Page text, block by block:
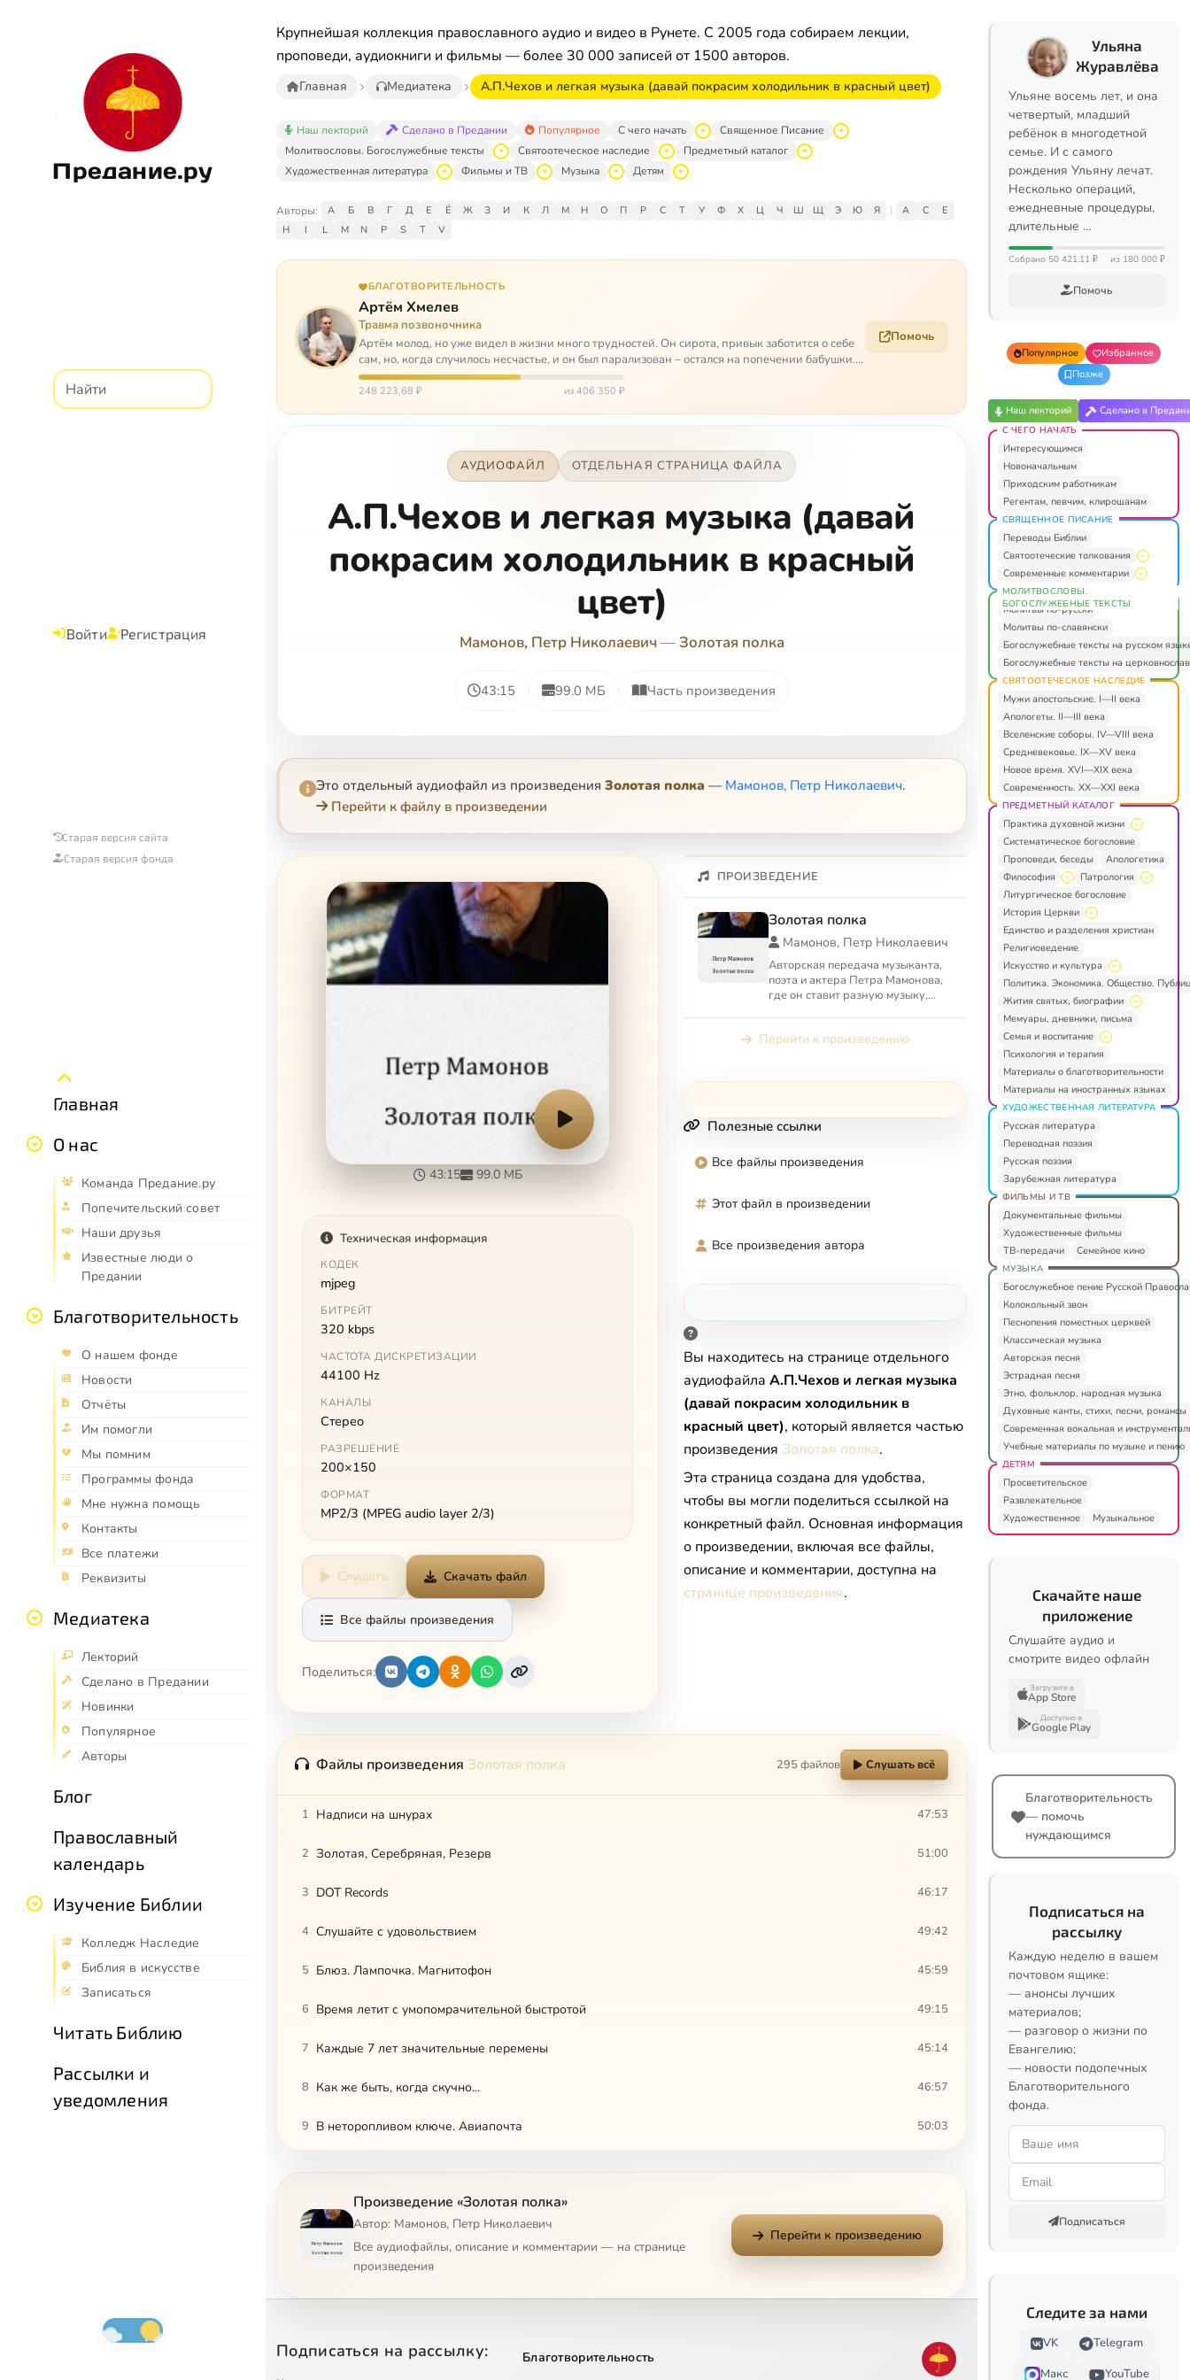
Предание.ру
Войти Регистрация
Старая версия сайта
Старая версия фонда
Главная
О нас
Команда Предание.ру
Попечительский совет
Наши друзья
Известные люди о
Предании
Благотворительность
О нашем фонде
Новости
Отчёты
Им помогли
Мы помним
Программы фонда
Мне нужна помощь
Контакты
Все платежи
Реквизиты
Медиатека
Лекторий
Сделано в Предании
Новинки
Популярное
Авторы
Блог
Православный
календарь
Изучение Библии
Колледж Наследие
Библия в искусстве
Записаться
Читать Библию
Рассылки и
уведомления
Крупнейшая коллекция православного аудио и видео в Рунете. С 2005 года собираем лекции,
проповеди, аудиокниги и фильмы — более 30 000 записей от 1500 авторов.
Главная Медиатека А.П.Чехов и легкая музыка (давай покрасим холодильник в красный цвет)
Наш лекторий Сделано в Предании Популярное С чего начать
Священное Писание
Молитвословы. Богослужебные тексты
Святоотеческое наследие
Предметный каталог
Художественная литература
Фильмы и ТВ Музыка Детям
Авторы: А Б В Г Д Е Ё Ж З И К Л М Н О П Р С Т У Ф Х Ц Ч Ш Щ Э Ю Я | A C
E
H
I L M N P S T V
БЛАГОТВОРИТЕЛЬНОСТЬ
Артём Хмелев
Травма позвоночника
Артём молод, но уже видел в жизни много трудностей. Он сирота, привык заботится о себе
сам, но, когда случилось несчастье, и он был парализован – остался на попечении бабушки.
И кр…
248 223,68 ₽ из 406 350 ₽
Помочь
АУДИОФАЙЛ ОТДЕЛЬНАЯ СТРАНИЦА ФАЙЛА
А.П.Чехов и легкая музыка (давай
покрасим холодильник в красный
цвет)
Мамонов, Петр Николаевич—Золотая полка
43:15 99.0 МБ Часть произведения
Это отдельный аудиофайл из произведения Золотая полка — Мамонов, Петр Николаевич.
Перейти к файлу в произведении
43:15 99.0 МБ
Техническая информация
КОДЕК
mjpeg
БИТРЕЙТ
320 kbps
ЧАСТОТА ДИСКРЕТИЗАЦИИ
44100 Hz
КАНАЛЫ
Стерео
РАЗРЕШЕНИЕ
200×150
ФОРМАТ
MP2/3 (MPEG audio layer 2/3)
Слушать Скачать файл
Все файлы произведения
Поделиться:
ПРОИЗВЕДЕНИЕ
Золотая полка
Мамонов, Петр Николаевич
Авторская передача музыканта,
поэта и актера Петра Мамонова,
где он ставит разную музыку,
Перейти к произведению
Полезные ссылки
Все файлы произведения
Этот файл в произведении
Все произведения автора
Вы находитесь на странице отдельного
аудиофайла А.П.Чехов и легкая музыка
(давай покрасим холодильник в
красный цвет), который является частью
произведения Золотая полка.
Эта страница создана для удобства,
чтобы вы могли поделиться ссылкой на
конкретный файл. Основная информация
о произведении, включая все файлы,
описание и комментарии, доступна на
странице произведения.
Файлы произведения Золотая полка 295 файлов Слушать всё
1 Надписи на шнурах 47:53
2 Золотая, Серебряная, Резерв 51:00
3 DOT Records 46:17
4 Слушайте с удовольствием 49:42
5 Блюз. Лампочка. Магнитофон 45:59
6 Время летит с умопомрачительной быстротой 49:15
7 Каждые 7 лет значительные перемены 45:14
8 Как же быть, когда скучно... 46:57
9 В неторопливом ключе. Авиапочта 50:03
12 Независимая музыка 50:34
15 Майлс Дэвис 45:03
Произведение «Золотая полка»
Автор: Мамонов, Петр Николаевич
Все аудиофайлы, описание и комментарии — на странице
произведения
Перейти к произведению
Подписаться на рассылку: Благотворительность
Ульяна
Журавлёва
Ульяне восемь лет, и она
четвертый, младший
ребёнок в многодетной
семье. И с самого
рождения Ульяну лечат.
Несколько операций,
ежедневные процедуры,
длительные …
Собрано 50 421,11 ₽ из 180 000 ₽
Помочь
Популярное
Избранное
Позже
Наш лекторий Сделано в
С ЧЕГО НАЧАТЬ
Интересующимся
Новоначальным
Приходским работникам
Регентам, певчим, клирошанам
СВЯЩЕННОЕ ПИСАНИЕ
Переводы Библии
Святоотеческие толкования
Современные комментарии
МОЛИТВОСЛОВЫ.
БОГОСЛУЖЕБНЫЕ ТЕКСТЫ
Молитвы по-русски
Молитвы по-славянски
Богослужебные тексты на русском
Богослужебные тексты на
СВЯТООТЕЧЕСКОЕ НАСЛЕДИЕ
Мужи апостольские. I—II века
Апологеты. II—III века
Вселенские соборы. IV—VIII века
Средневековье. IX—XV века
Новое время. XVI—XIX века
Современность. XX—XXI века
ПРЕДМЕТНЫЙ КАТАЛОГ
Практика духовной жизни
Систематическое богословие
Проповеди, беседы
Апологетика
Философия
Патрология
Литургическое богословие
История Церкви
Единство и разделения христиан
Религиоведение
Искусство и культура
Политика. Экономика. Общество.
Жития святых, биографии
Мемуары, дневники, письма
Семья и воспитание
Психология и терапия
Материалы о благотворительности
Материалы на иностранных языках
ХУДОЖЕСТВЕННАЯ ЛИТЕРАТУРА
Русская литература
Переводная поэзия
Русская поэзия
Зарубежная литература
ФИЛЬМЫ И ТВ
Документальные фильмы
Художественные фильмы
ТВ-передачи
Семейное кино
МУЗЫКА
Богослужебное пение Русской
Колокольный звон
Песнопения поместных церквей
Классическая музыка
Авторская песня
Эстрадная песня
Этно, фольклор, народная музыка
Духовные канты, стихи, песни, романсы
Современная вокальная и
Учебные материалы по музыке и пению
ДЕТЯМ
Просветительское
Развлекательное
Художественное
Музыкальное
Скачайте наше
приложение
Слушайте аудио и
смотрите видео офлайн
Загрузите в
App Store
Доступно в
Google Play
Благотворительность
— помочь
нуждающимся
Подписаться на
рассылку
Каждую неделю в вашем
почтовом ящике:
— анонсы лучших
материалов;
— разговор о жизни по
Евангелию;
— новости подопечных
Благотворительного
фонда.
Подписаться
Следите за нами
VK
Telegram
Макс
YouTube